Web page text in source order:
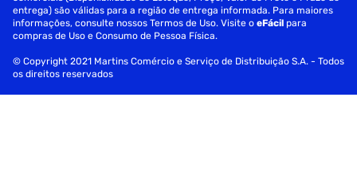
entrega) são válidas para a região de entrega informada. Para maiores
informações, consulte nossos Termos de Uso. Visite oeFácil para
compras de Uso e Consumo de Pessoa Física.
© Copyright 2021 Martins Comércio e Serviço de Distribuição S.A. - Todos
os direitos reservados